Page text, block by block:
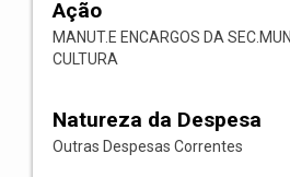
Ação
MANUT.E ENCARGOS DA
CULTURA
Natureza da Despesa
Outras Despesas Correntes